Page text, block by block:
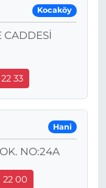
Kocaköy
CADDESİ
33
Hani
NO:24A
22 00